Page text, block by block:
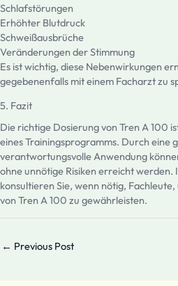
Schlafstörungen
Erhöhter Blutdruck
Schweißausbrüche
Veränderungen der Stimmung
Es ist wichtig, diese Nebenwirkungen
gegebenenfalls mit einem Facharzt zu
5. Fazit
Die richtige Dosierung von Tren A 100
eines Trainingsprogramms. Durch eine
verantwortungsvolle Anwendung
ohne unnötige Risiken erreicht werden.
konsultieren Sie, wenn nötig,
von Tren A 100 zu gewährleisten.
← Previous Post